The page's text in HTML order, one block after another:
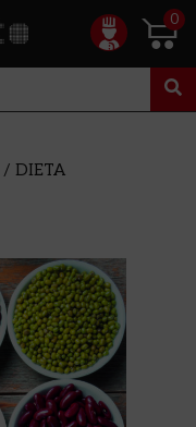
0
/ DIETA